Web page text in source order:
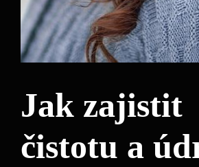
Jak zajistit
čistotu a